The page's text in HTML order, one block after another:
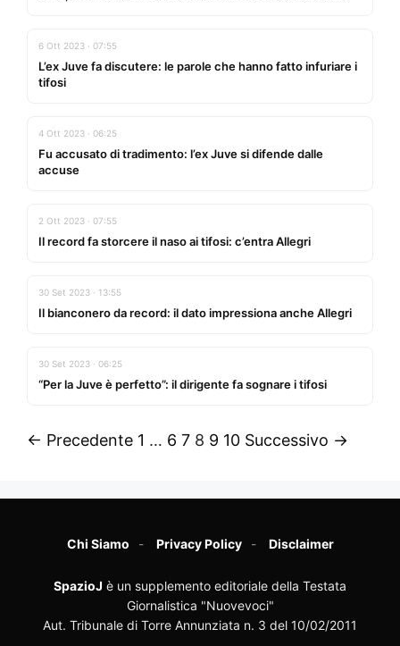
6 Ott 2023 · 07:55
L’ex Juve fa discutere: le parole che hanno fatto infuriare i
tifosi
4 Ott 2023 · 06:25
Fu accusato di tradimento: l’ex Juve si difende dalle
accuse
2 Ott 2023 · 07:55
Il record fa storcere il naso ai tifosi: c’entra Allegri
30 Set 2023 · 13:55
Il bianconero da record: il dato impressiona anche Allegri
30 Set 2023 · 06:25
“Per la Juve è perfetto”: il dirigente fa sognare i tifosi
← Precedente 1 … 6 7 8 9 10 Successivo →
Chi Siamo Privacy Policy Disclaimer
SpazioJ è un supplemento editoriale della Testata
Giornalistica "Nuovevoci"
Aut. Tribunale di Torre Annunziata n. 3 del 10/02/2011